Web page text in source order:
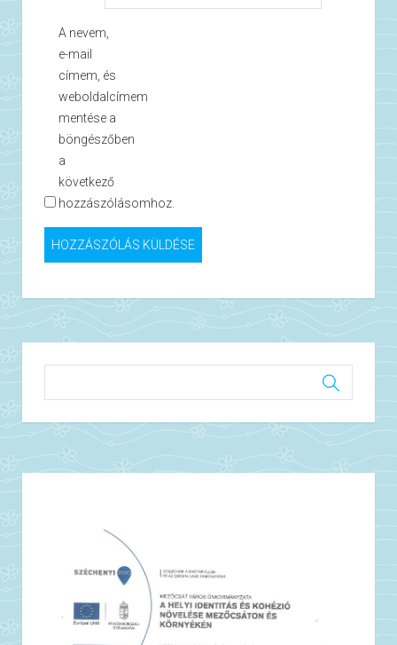
A nevem,
e-mail
címem, és
weboldalcímem
mentése a
böngészőben
a
következő
hozzászólásomhoz.